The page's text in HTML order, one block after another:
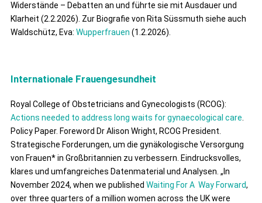
Widerstände – Debatten an und führte sie mit Ausdauer und
Klarheit (2.2.2026). Zur Biografie von Rita Süssmuth siehe auch
Waldschütz, Eva: Wupperfrauen (1.2.2026).
Internationale Frauengesundheit
Royal College of Obstetricians and Gynecologists (RCOG):
Actions needed to address long waits for gynaecological care
Policy Paper. Foreword Dr Alison Wright, RCOG President.
Strategische Forderungen, um die gynäkologische Versorgung
von Frauen* in Großbritannien zu verbessern. Eindrucksvolles,
klares und umfangreiches Datenmaterial und Analysen. „In
November 2024, when we published Waiting For A Way Forward,
over three quarters of a million women across the UK were